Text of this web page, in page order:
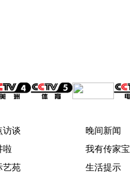
访谈 晚间新闻
啦 我有传家宝
艺苑 生活提示